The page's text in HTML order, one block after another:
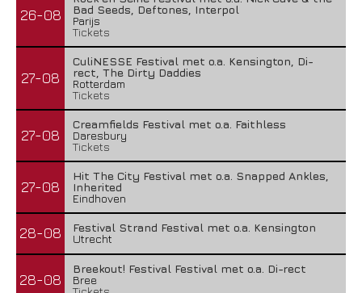
26-08
Bad Seeds, Deftones, Interpol
Parijs
Tickets
27-08
CuliNESSE Festival met o.a. Kensington, Di-
rect, The Dirty Daddies
Rotterdam
Tickets
27-08
Creamfields Festival met o.a. Faithless
Daresbury
Tickets
27-08
Hit The City Festival met o.a. Snapped Ankles,
Inherited
Eindhoven
28-08
Festival Strand Festival met o.a. Kensington
Utrecht
28-08
Breekout! Festival Festival met o.a. Di-rect
Bree